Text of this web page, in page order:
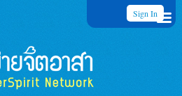
Sign In